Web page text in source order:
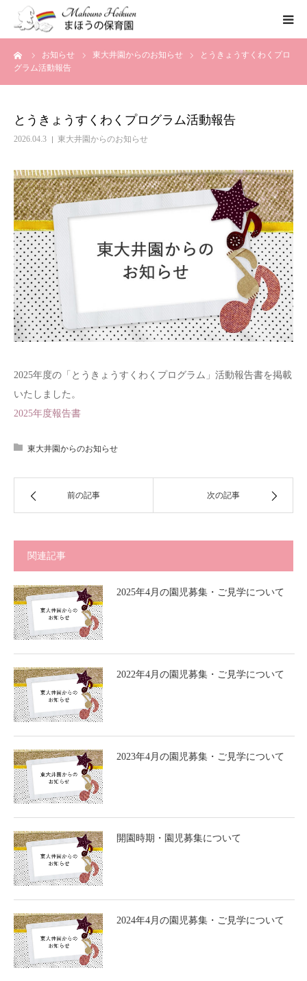
お知らせ 東大井園からのお知らせ
とうきょうすくわくプロ
グラム活動報告
とうきょうすくわくプログラム活動報告
2026.04.3 東大井園からのお知らせ
2025年度の「とうきょうすくわくプログラム」 活動報告書を掲載
いたしました。
2025年度報告書
東大井園からのお知らせ
前の記事 次の記事
関連記事
2025年4月の園児募集・ご見学について
2022年4月の園児募集・ご見学について
2023年4月の園児募集・ご見学について
開園時期・園児募集について
2024年4月の園児募集・ご見学について
まほうの保育園の想い
各園のご紹介
一時保育について